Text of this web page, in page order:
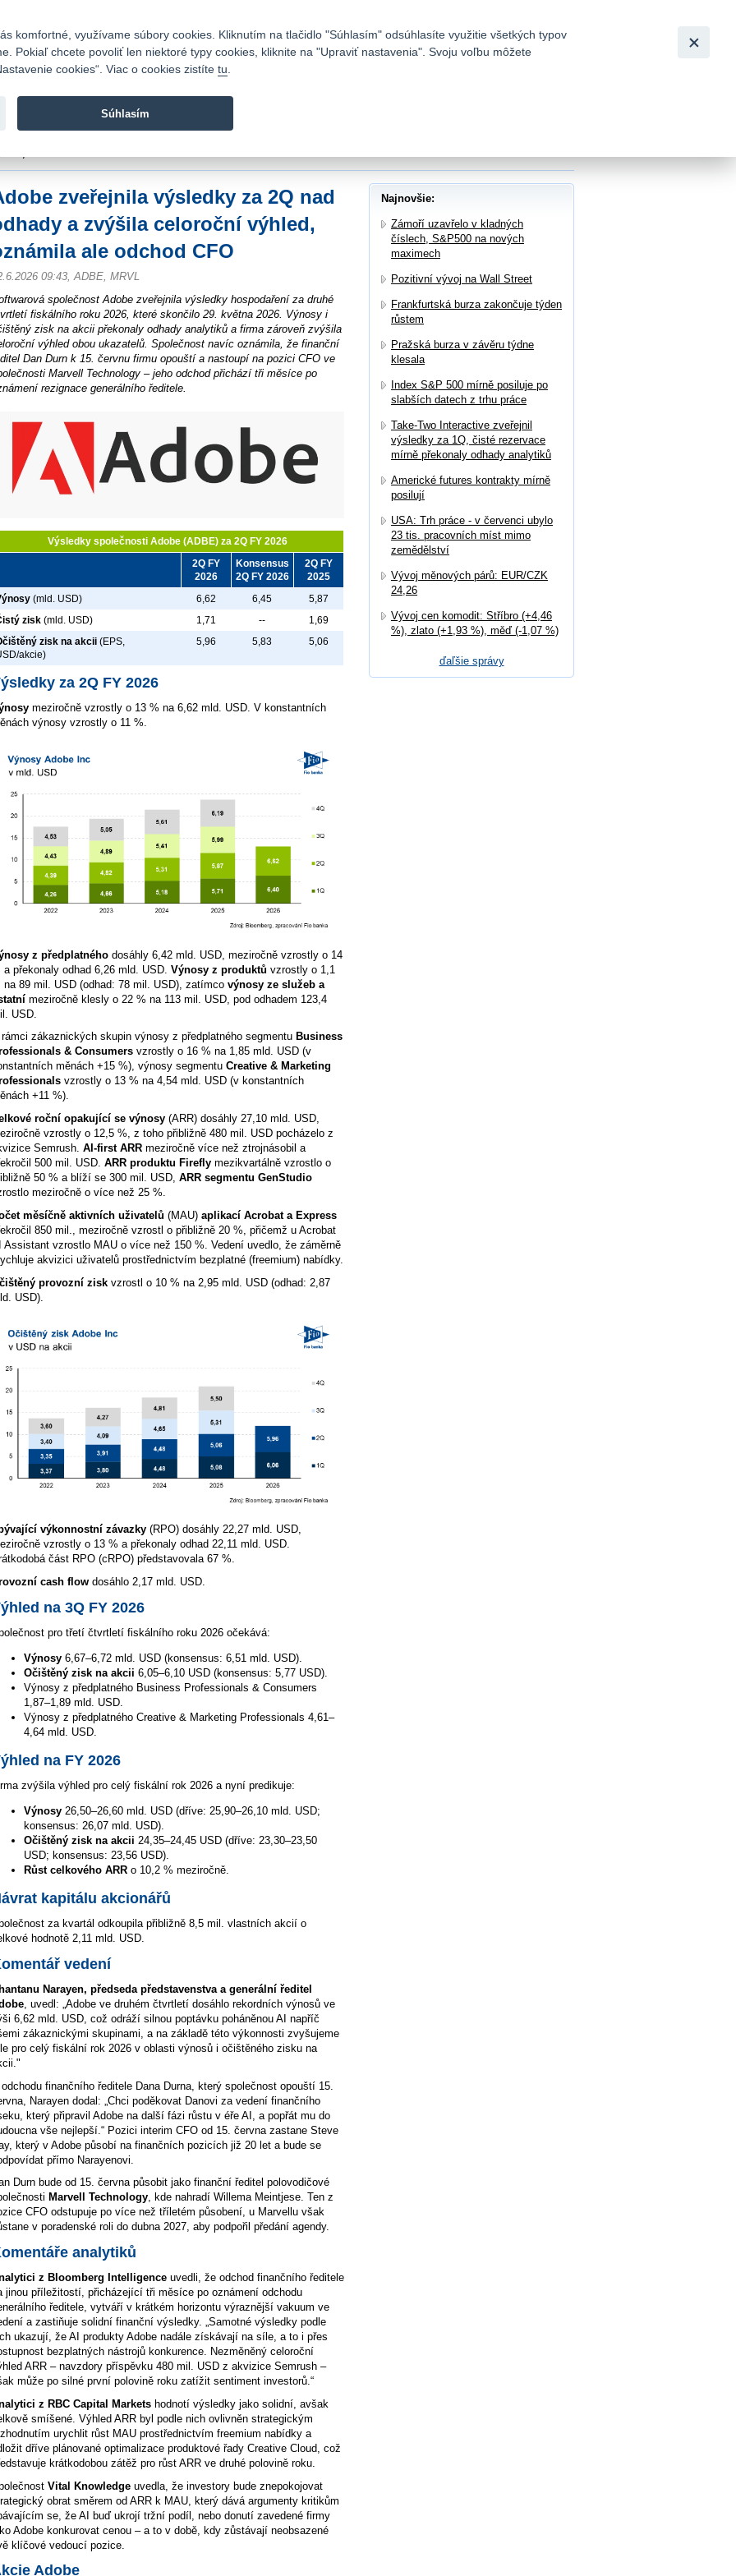
Fio banka sa zameriava na poskytovanie bežných bankových
zveřejnila výsledky za 2Q nad
a zvýšila celoroční výhled,
ale odchod CFO
09:43, ADBE, MRVL
společnost Adobe zveřejnila výsledky hospodaření za druhé
fiskálního roku 2026, které skončilo 29. května 2026. Výnosy i
zisk na akcii překonaly odhady analytiků a firma zároveň zvýšila
výhled obou ukazatelů. Společnost navíc oznámila, že finanční
Dan Durn k 15. červnu firmu opouští a nastoupí na pozici CFO ve
Marvell Technology – jeho odchod přichází tři měsíce po
rezignace generálního ředitele.
Výsledky společnosti Adobe (ADBE) za 2Q FY 2026
2Q FY
2026
Konsensus
2Q FY 2026
2Q FY
2025
(mld. USD) 6,62 6,45
5,87
zisk (mld. USD) 1,71 --
1,69
zisk na akcii (EPS,
akcie)
5,96 5,83 5,06
za 2Q FY 2026
meziročně vzrostly o 13 % na 6,62 mld. USD. V konstantních
výnosy vzrostly o 11 %.
z předplatného dosáhly 6,42 mld. USD, meziročně vzrostly o 14
a překonaly odhad 6,26 mld. USD. Výnosy z produktů vzrostly o 1,1
na 89 mil. USD (odhad: 78 mil. USD), zatímco výnosy ze služeb a
meziročně klesly o 22 % na 113 mil. USD, pod odhadem 123,4
USD.
zákaznických skupin výnosy z předplatného segmentu Business
& Consumers vzrostly o 16 % na 1,85 mld. USD (v
měnách +15 %), výnosy segmentu Creative & Marketing
vzrostly o 13 % na 4,54 mld. USD (v konstantních
+11 %).
roční opakující se výnosy (ARR) dosáhly 27,10 mld. USD,
vzrostly o 12,5 %, z toho přibližně 480 mil. USD pocházelo z
Semrush. AI-first ARR meziročně více než ztrojnásobil a
500 mil. USD. ARR produktu Firefly mezikvartálně vzrostlo o
50 % a blíží se 300 mil. USD, ARR segmentu GenStudio
meziročně o více než 25 %.
měsíčně aktivních uživatelů (MAU) aplikací Acrobat a Express
850 mil., meziročně vzrostl o přibližně 20 %, přičemž u Acrobat
Assistant vzrostlo MAU o více než 150 %. Vedení uvedlo, že záměrně
akvizici uživatelů prostřednictvím bezplatné (freemium) nabídky.
provozní zisk vzrostl o 10 % na 2,95 mld. USD (odhad: 2,87
USD).
výkonnostní závazky (RPO) dosáhly 22,27 mld. USD,
vzrostly o 13 % a překonaly odhad 22,11 mld. USD.
část RPO (cRPO) představovala 67 %.
cash flow dosáhlo 2,17 mld. USD.
na 3Q FY 2026
pro třetí čtvrtletí fiskálního roku 2026 očekává:
Výnosy 6,67–6,72 mld. USD (konsensus: 6,51 mld. USD).
Očištěný zisk na akcii 6,05–6,10 USD (konsensus: 5,77 USD).
Výnosy z předplatného Business Professionals & Consumers
1,87–1,89 mld. USD.
Výnosy z předplatného Creative & Marketing Professionals 4,61–
4,64 mld. USD.
na FY 2026
zvýšila výhled pro celý fiskální rok 2026 a nyní predikuje:
Výnosy 26,50–26,60 mld. USD (dříve: 25,90–26,10 mld. USD;
konsensus: 26,07 mld. USD).
Očištěný zisk na akcii 24,35–24,45 USD (dříve: 23,30–23,50
USD; konsensus: 23,56 USD).
Růst celkového ARR o 10,2 % meziročně.
kapitálu akcionářů
za kvartál odkoupila přibližně 8,5 mil. vlastních akcií o
hodnotě 2,11 mld. USD.
vedení
Narayen, předseda představenstva a generální ředitel
, uvedl: „Adobe ve druhém čtvrtletí dosáhlo rekordních výnosů ve
6,62 mld. USD, což odráží silnou poptávku poháněnou AI napříč
zákaznickými skupinami, a na základě této výkonnosti zvyšujeme
pro celý fiskální rok 2026 v oblasti výnosů i očištěného zisku na
finančního ředitele Dana Durna, který společnost opouští 15.
Narayen dodal: „Chci poděkovat Danovi za vedení finančního
který připravil Adobe na další fázi růstu v éře AI, a popřát mu do
vše nejlepší.“ Pozici interim CFO od 15. června zastane Steve
který v Adobe působí na finančních pozicích již 20 let a bude se
přímo Narayenovi.
Durn bude od 15. června působit jako finanční ředitel polovodičové
Marvell Technology, kde nahradí Willema Meintjese. Ten z
CFO odstupuje po více než tříletém působení, u Marvellu však
v poradenské roli do dubna 2027, aby podpořil předání agendy.
analytiků
z Bloomberg Intelligence uvedli, že odchod finančního ředitele
jinou příležitostí, přicházející tři měsíce po oznámení odchodu
ředitele, vytváří v krátkém horizontu výraznější vakuum ve
a zastiňuje solidní finanční výsledky. „Samotné výsledky podle
ukazují, že AI produkty Adobe nadále získávají na síle, a to i přes
bezplatných nástrojů konkurence. Nezměněný celoroční
ARR – navzdory příspěvku 480 mil. USD z akvizice Semrush –
může po silné první polovině roku zatížit sentiment investorů.“
z RBC Capital Markets hodnotí výsledky jako solidní, avšak
smíšené. Výhled ARR byl podle nich ovlivněn strategickým
urychlit růst MAU prostřednictvím freemium nabídky a
dříve plánované optimalizace produktové řady Creative Cloud, což
krátkodobou zátěž pro růst ARR ve druhé polovině roku.
Vital Knowledge uvedla, že investory bude znepokojovat
obrat směrem od ARR k MAU, který dává argumenty kritikům
se, že AI buď ukrojí tržní podíl, nebo donutí zavedené firmy
Adobe konkurovat cenou – a to v době, kdy zůstávají neobsazené
klíčové vedoucí pozice.
Adobe
Najnovšie:
Zámoří uzavřelo v kladných
číslech, S&P500 na nových
maximech
Pozitivní vývoj na Wall Street
Frankfurtská burza zakončuje týden
růstem
Pražská burza v závěru týdne
klesala
Index S&P 500 mírně posiluje po
slabších datech z trhu práce
Take-Two Interactive zveřejnil
výsledky za 1Q, čisté rezervace
mírně překonaly odhady analytiků
Americké futures kontrakty mírně
posilují
USA: Trh práce - v červenci ubylo
23 tis. pracovních míst mimo
zemědělství
Vývoj měnových párů: EUR/CZK
24,26
Vývoj cen komodit: Stříbro (+4,46
%), zlato (+1,93 %), měď (-1,07 %)
ďaľšie správy
komfortné, využívame súbory cookies. Kliknutím na tlačidlo "Súhlasím" odsúhlasíte využitie všetkých typov
Pokiaľ chcete povoliť len niektoré typy cookies, kliknite na "Upraviť nastavenia". Svoju voľbu môžete
cookies“. Viac o cookies zistíte tu
Súhlasím